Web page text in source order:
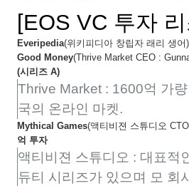
[EOS VC 투자
Everipedia(위키피디아 창립자 래리 생
Good Money(Thrive Market CEO :
(시리즈 A)
Thrive Market : 1600억 가량
국의 온라인 마켓.
Mythical Games(액티비젼 스튜디오
억 투자
액티비젼 스튜디오 : 대표적
듀티 시리즈가 있으며 모 회